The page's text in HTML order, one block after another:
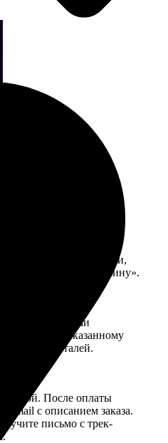
выберите тип продукции,
«Добавить в корзину».
к печати наши
с Вами по указанному
деталей.
картой. После оплаты
email с описанием заказа.
письмо с трек-